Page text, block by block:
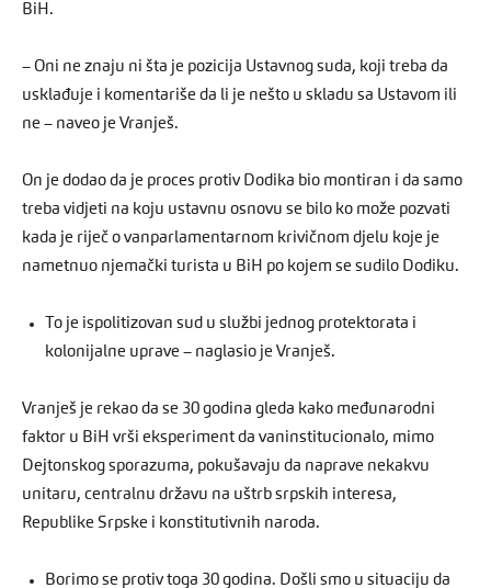
BiH.
– Oni ne znaju ni šta je pozicija Ustavnog suda, koji treba da
usklađuje i komentariše da li je nešto u skladu sa Ustavom ili
ne – naveo je Vranješ.
On je dodao da je proces protiv Dodika bio montiran i da samo
treba vidjeti na koju ustavnu osnovu se bilo ko može pozvati
kada je riječ o vanparlamentarnom krivičnom djelu koje je
nametnuo njemački turista u BiH po kojem se sudilo Dodiku.
To je ispolitizovan sud u službi jednog protektorata i
kolonijalne uprave – naglasio je Vranješ.
Vranješ je rekao da se 30 godina gleda kako međunarodni
faktor u BiH vrši eksperiment da vaninstitucionalo, mimo
Dejtonskog sporazuma, pokušavaju da naprave nekakvu
unitaru, centralnu državu na uštrb srpskih interesa,
Republike Srpske i konstitutivnih naroda.
Borimo se protiv toga 30 godina. Došli smo u situaciju da